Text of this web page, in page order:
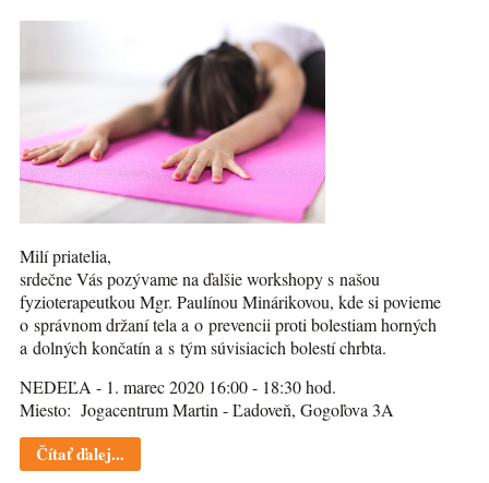
Milí priatelia,
srdečne Vás pozývame na ďalšie workshopy s našou
fyzioterapeutkou Mgr. Paulínou Minárikovou, kde si povieme
o správnom držaní tela a o prevencii proti bolestiam horných
a dolných končatín a s tým súvisiacich bolestí chrbta.
NEDEĽA - 1. marec 2020 16:00 - 18:30 hod.
Miesto: Jogacentrum Martin - Ľadoveň, Gogoľova 3A
Čítať ďalej...